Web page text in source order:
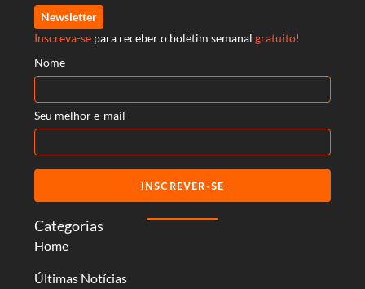
Categorias
Home
Últimas Notícias
Newsletter
Inscreva-se para receber o boletim semanal gratuito!
Nome
Seu melhor e-mail
INSCREVER-SE